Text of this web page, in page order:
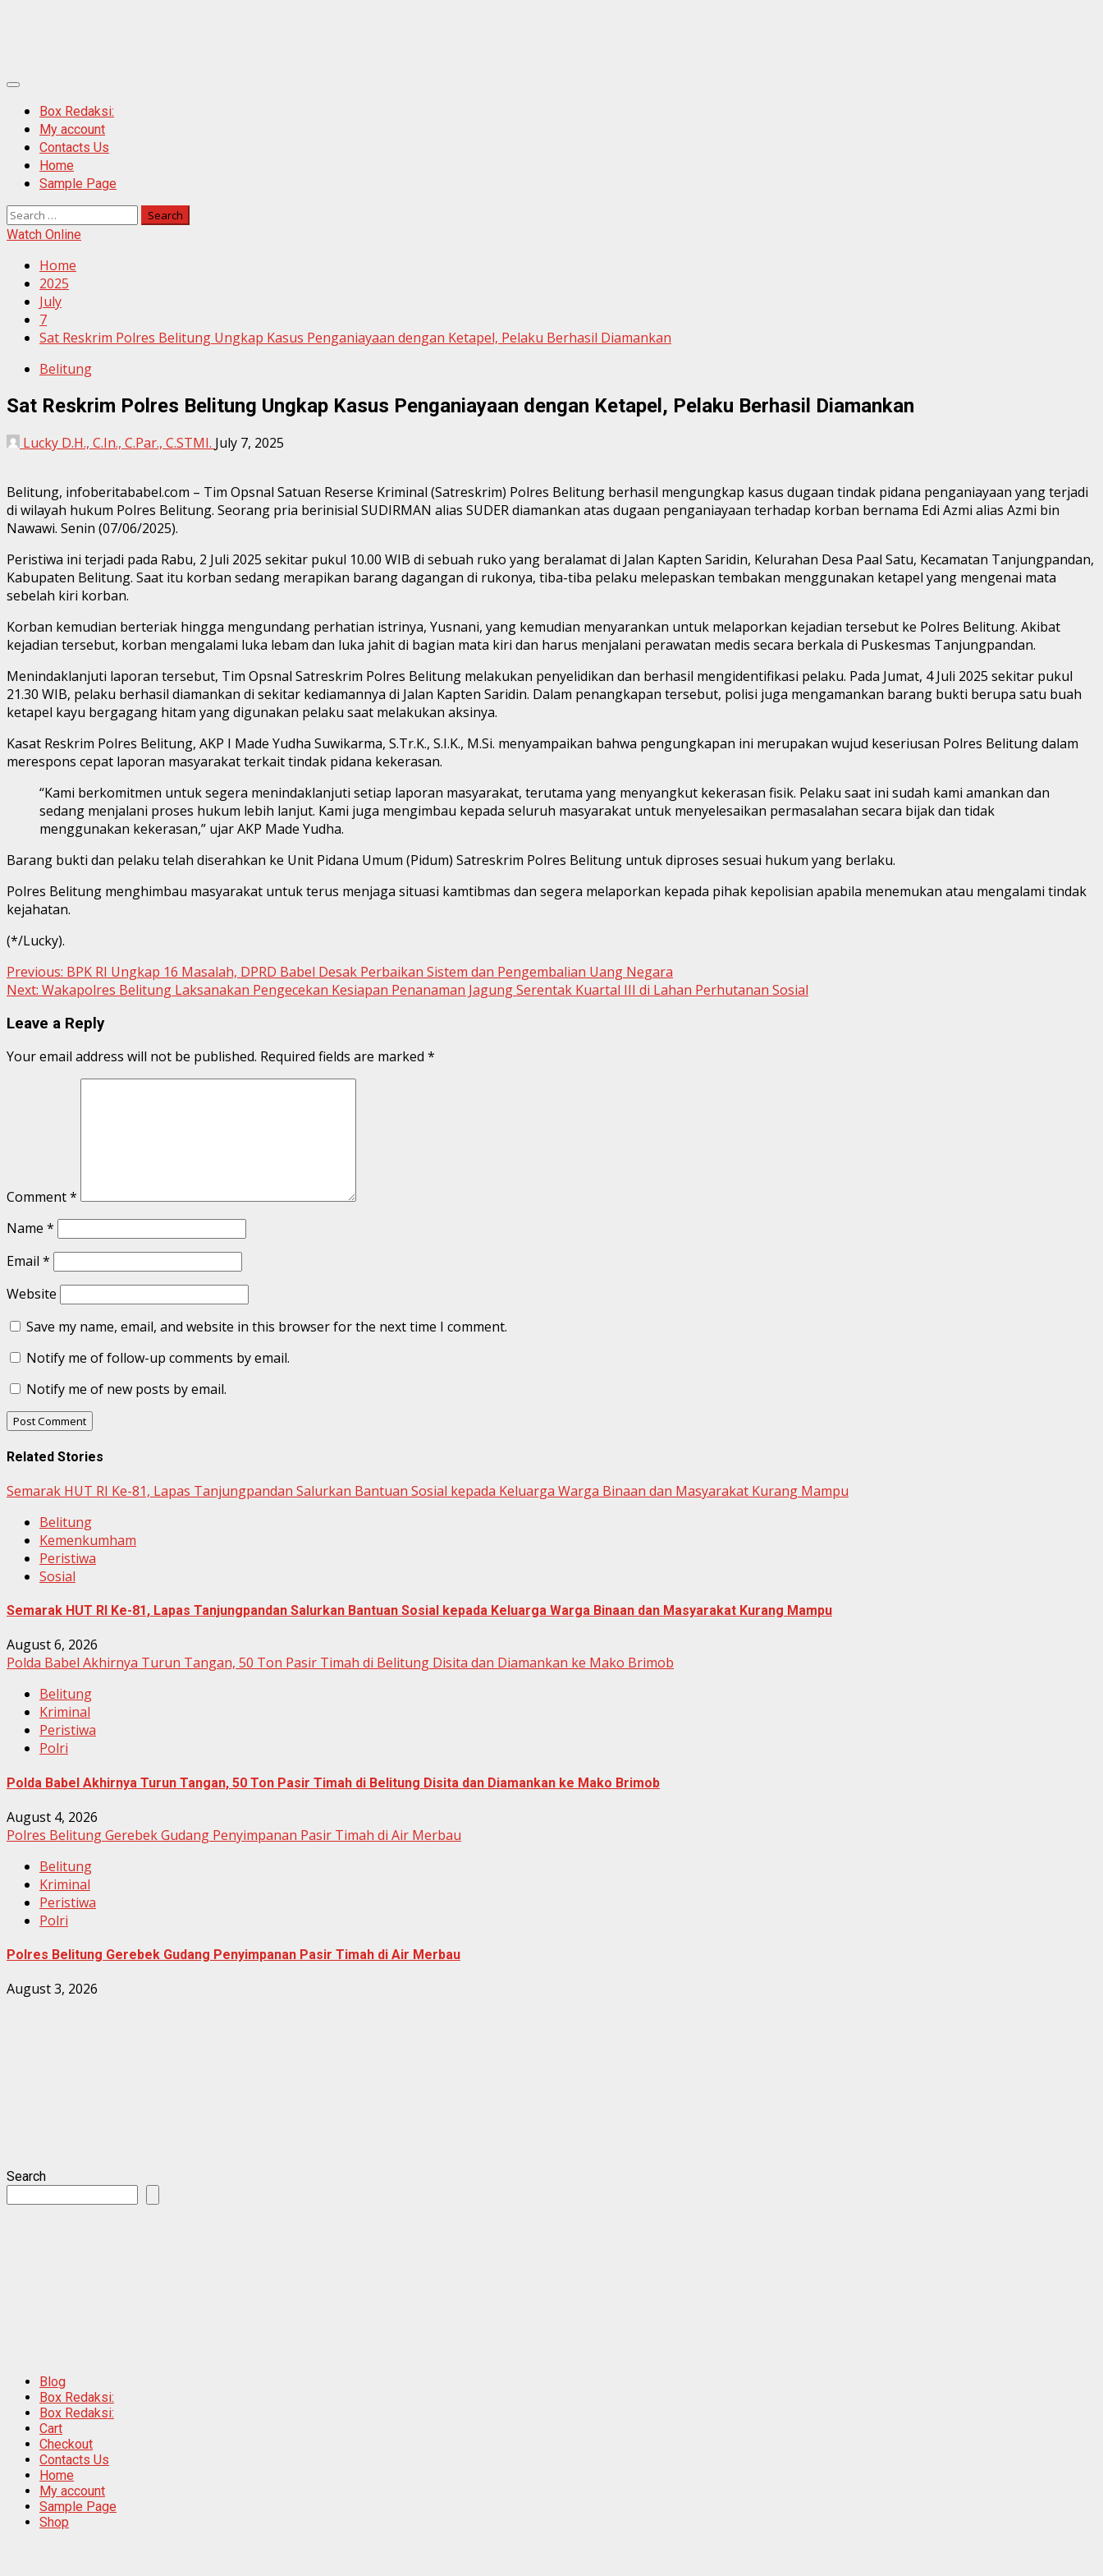
Primary
MenuBox Redaksi:
My account
Contacts Us
Home
Sample Page
Search
for:
Watch Online
Home
2025
July
7
Sat Reskrim Polres Belitung Ungkap Kasus Penganiayaan dengan Ketapel, Pelaku Berhasil Diamankan
Belitung
Sat Reskrim Polres Belitung Ungkap Kasus Penganiayaan dengan Ketapel, Pelaku Berhasil Diamankan
Lucky D.H., C.In., C.Par., C.STMI. July 7, 2025
Belitung, infoberitababel.com – Tim Opsnal Satuan Reserse Kriminal (Satreskrim) Polres Belitung berhasil mengungkap kasus dugaan tindak pidana penganiayaan yang terjadi
di wilayah hukum Polres Belitung. Seorang pria berinisial SUDIRMAN alias SUDER diamankan atas dugaan penganiayaan terhadap korban bernama Edi Azmi alias Azmi bin
Nawawi. Senin (07/06/2025).
Peristiwa ini terjadi pada Rabu, 2 Juli 2025 sekitar pukul 10.00 WIB di sebuah ruko yang beralamat di Jalan Kapten Saridin, Kelurahan Desa Paal Satu, Kecamatan Tanjungpandan,
Kabupaten Belitung. Saat itu korban sedang merapikan barang dagangan di rukonya, tiba-tiba pelaku melepaskan tembakan menggunakan ketapel yang mengenai mata
sebelah kiri korban.
Korban kemudian berteriak hingga mengundang perhatian istrinya, Yusnani, yang kemudian menyarankan untuk melaporkan kejadian tersebut ke Polres Belitung. Akibat
kejadian tersebut, korban mengalami luka lebam dan luka jahit di bagian mata kiri dan harus menjalani perawatan medis secara berkala di Puskesmas Tanjungpandan.
Menindaklanjuti laporan tersebut, Tim Opsnal Satreskrim Polres Belitung melakukan penyelidikan dan berhasil mengidentifikasi pelaku. Pada Jumat, 4 Juli 2025 sekitar pukul
21.30 WIB, pelaku berhasil diamankan di sekitar kediamannya di Jalan Kapten Saridin. Dalam penangkapan tersebut, polisi juga mengamankan barang bukti berupa satu buah
ketapel kayu bergagang hitam yang digunakan pelaku saat melakukan aksinya.
Kasat Reskrim Polres Belitung, AKP I Made Yudha Suwikarma, S.Tr.K., S.I.K., M.Si. menyampaikan bahwa pengungkapan ini merupakan wujud keseriusan Polres Belitung dalam
merespons cepat laporan masyarakat terkait tindak pidana kekerasan.
“Kami berkomitmen untuk segera menindaklanjuti setiap laporan masyarakat, terutama yang menyangkut kekerasan fisik. Pelaku saat ini sudah kami amankan dan
sedang menjalani proses hukum lebih lanjut. Kami juga mengimbau kepada seluruh masyarakat untuk menyelesaikan permasalahan secara bijak dan tidak
menggunakan kekerasan,” ujar AKP Made Yudha.
Barang bukti dan pelaku telah diserahkan ke Unit Pidana Umum (Pidum) Satreskrim Polres Belitung untuk diproses sesuai hukum yang berlaku.
Polres Belitung menghimbau masyarakat untuk terus menjaga situasi kamtibmas dan segera melaporkan kepada pihak kepolisian apabila menemukan atau mengalami tindak
kejahatan.
(*/Lucky).
Continue
Reading
Previous: BPK RI Ungkap 16 Masalah, DPRD Babel Desak Perbaikan Sistem dan Pengembalian Uang Negara
Next: Wakapolres Belitung Laksanakan Pengecekan Kesiapan Penanaman Jagung Serentak Kuartal III di Lahan Perhutanan Sosial
Leave a Reply
Your email address will not be published. Required fields are marked *
Comment*
Name *
Email *
Website
Save my name, email, and website in this browser for the next time I comment.
Notify me of follow-up comments by email.
Notify me of new posts by email.
Related Stories
Semarak HUT RI Ke-81, Lapas Tanjungpandan Salurkan Bantuan Sosial kepada Keluarga Warga Binaan dan Masyarakat Kurang Mampu
Belitung
Kemenkumham
Peristiwa
Sosial
Semarak HUT RI Ke-81, Lapas Tanjungpandan Salurkan Bantuan Sosial kepada Keluarga Warga Binaan dan Masyarakat Kurang Mampu
August 6, 2026
Polda Babel Akhirnya Turun Tangan, 50 Ton Pasir Timah di Belitung Disita dan Diamankan ke Mako Brimob
Belitung
Kriminal
Peristiwa
Polri
Polda Babel Akhirnya Turun Tangan, 50 Ton Pasir Timah di Belitung Disita dan Diamankan ke Mako Brimob
August 4, 2026
Polres Belitung Gerebek Gudang Penyimpanan Pasir Timah di Air Merbau
Belitung
Kriminal
Peristiwa
Polri
Polres Belitung Gerebek Gudang Penyimpanan Pasir Timah di Air Merbau
August 3, 2026
Search
Blog
Box Redaksi:
Box Redaksi:
Cart
Checkout
Contacts Us
Home
My account
Sample Page
Shop